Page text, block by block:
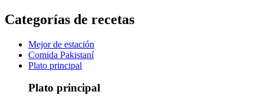
Categorías de recetas
Mejor de estación
Comida Pakistaní
Plato principal
Plato principal